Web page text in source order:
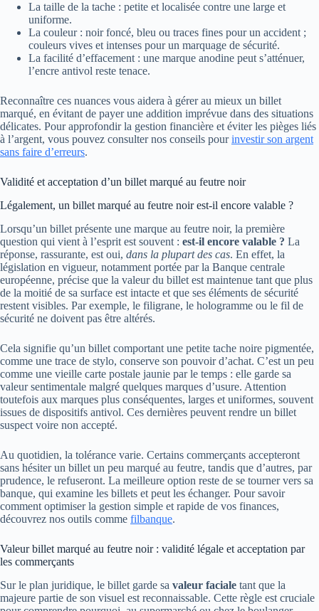
La taille de la tache : petite et localisée contre une large et
uniforme.
La couleur : noir foncé, bleu ou traces fines pour un accident ;
couleurs vives et intenses pour un marquage de sécurité.
La facilité d’effacement : une marque anodine peut s’atténuer,
l’encre antivol reste tenace.
Reconnaître ces nuances vous aidera à gérer au mieux un billet
marqué, en évitant de payer une addition imprévue dans des situations
délicates. Pour approfondir la gestion financière et éviter les pièges liés
à l’argent, vous pouvez consulter nos conseils pourinvestir son argent
sans faire d’erreurs.
Validité et acceptation d’un billet marqué au feutre noir
Légalement, un billet marqué au feutre noir est-il encore valable ?
Lorsqu’un billet présente une marque au feutre noir, la première
question qui vient à l’esprit est souvent : est-il encore valable ? La
réponse, rassurante, est oui, dans la plupart des cas. En effet, la
législation en vigueur, notamment portée par la Banque centrale
européenne, précise que la valeur du billet est maintenue tant que plus
de la moitié de sa surface est intacte et que ses éléments de sécurité
restent visibles. Par exemple, le filigrane, le hologramme ou le fil de
sécurité ne doivent pas être altérés.
Cela signifie qu’un billet comportant une petite tache noire pigmentée,
comme une trace de stylo, conserve son pouvoir d’achat. C’est un peu
comme une vieille carte postale jaunie par le temps : elle garde sa
valeur sentimentale malgré quelques marques d’usure. Attention
toutefois aux marques plus conséquentes, larges et uniformes, souvent
issues de dispositifs antivol. Ces dernières peuvent rendre un billet
suspect voire non accepté.
Au quotidien, la tolérance varie. Certains commerçants accepteront
sans hésiter un billet un peu marqué au feutre, tandis que d’autres, par
prudence, le refuseront. La meilleure option reste de se tourner vers sa
banque, qui examine les billets et peut les échanger. Pour savoir
comment optimiser la gestion simple et rapide de vos finances,
découvrez nos outils comme filbanque.
Valeur billet marqué au feutre noir : validité légale et acceptation par
les commerçants
Sur le plan juridique, le billet garde sa valeur faciale tant que la
majeure partie de son visuel est reconnaissable. Cette règle est cruciale